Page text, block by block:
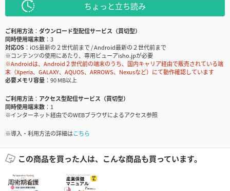
ちょっと立ち読み
ご利用方法
ダウンロード型配信サービス（買切型）
同時使用端末数
3
対応OS
iOS最新の２世代前まで / Android最新の２世代前まで
※コンテンツの使用にあたり、専用ビューアisho.jpが必要
※Androidは、Android２世代前の端末のうち、国内キャリア経由で販売されている端
末（Xperia、GALAXY、AQUOS、ARROWS、Nexusなど）にて動作確認しています
必要メモリ容量
90 MB以上
ご利用方法
アクセス型配信サービス（買切型）
同時使用端末数
1
※インターネット経由でのWEBブラウザによるアクセス参照
※導入・利用方法の詳細はこちら
この商品を買った人は、こんな商品も買っています。